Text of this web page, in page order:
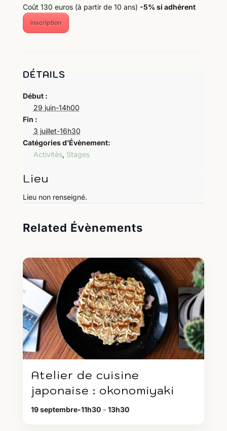
Coût 130 euros (à partir de 10 ans) -5% si adhérent
inscription
DÉTAILS
Début :
29 juin-14h00
Fin :
3 juillet-16h30
Catégories d’Évènement:
Activités, Stages
Lieu
Lieu non renseigné.
Related Évènements
Atelier de cuisine
japonaise : okonomiyaki
19 septembre-11h30- 13h30